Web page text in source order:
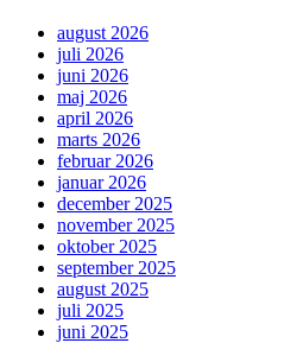
august 2026
juli 2026
juni 2026
maj 2026
april 2026
marts 2026
februar 2026
januar 2026
december 2025
november 2025
oktober 2025
september 2025
august 2025
juli 2025
juni 2025